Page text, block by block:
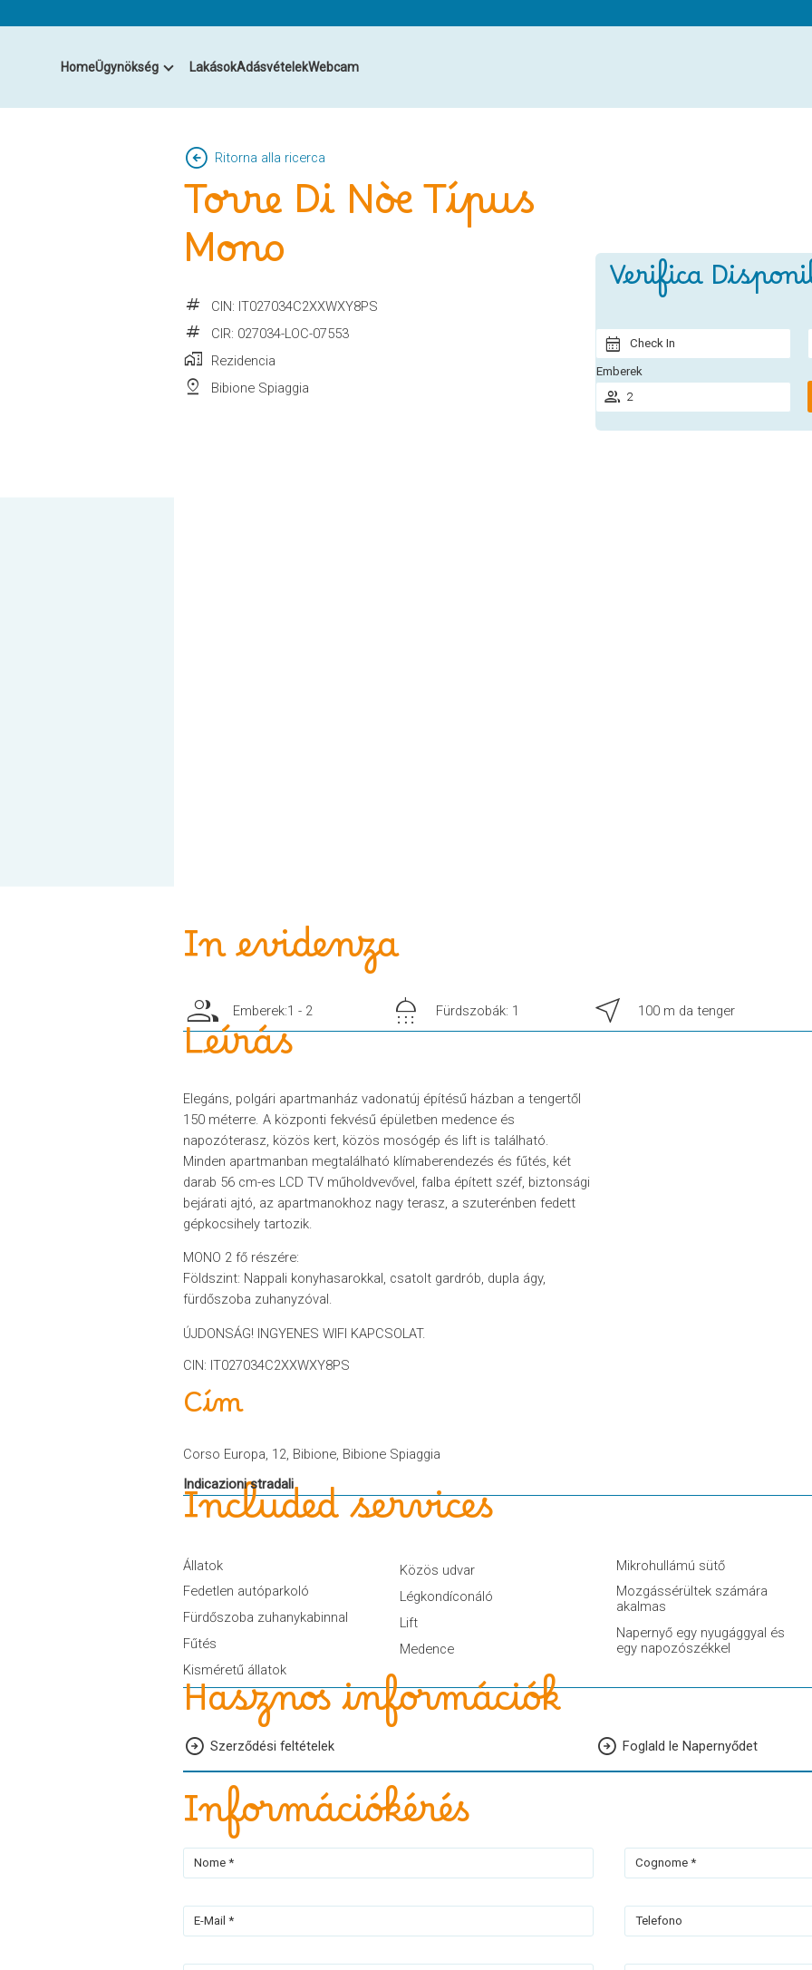
HomeÜgynökség LakásokAdásvételekWebcam
arrow_circle_left Ritorna alla ricerca
Torre Di Nòe Típus
Mono
tag CIN: IT027034C2XXWXY8PS
tag CIR: 027034-LOC-07553
home_work Rezidencia
pin_drop Bibione Spiaggia
Verifica
Check In
Emberek
In evidenza
group Emberek:1 - 2 shower Fürdszobák: 1 near_me 100 m da tenger
Leírás
Elegáns, polgári apartmanház vadonatúj építésű házban a tengertől
150 méterre. A központi fekvésű épületben medence és
napozóterasz, közös kert, közös mosógép és lift is található.
Minden apartmanban megtalálható klímaberendezés és fűtés, két
darab 56 cm-es LCD TV műholdvevővel, falba épített széf, biztonsági
bejárati ajtó, az apartmanokhoz nagy terasz, a szuterénben fedett
gépkocsihely tartozik.
MONO 2 fő részére:
Földszint: Nappali konyhasarokkal, csatolt gardrób, dupla ágy,
fürdőszoba zuhanyzóval.
ÚJDONSÁG! INGYENES WIFI KAPCSOLAT.
CIN: IT027034C2XXWXY8PS
Cím
Corso Europa, 12, Bibione, Bibione Spiaggia
Indicazioni stradali
Included services
Állatok
Fedetlen autóparkoló
Fürdőszoba zuhanykabinnal
Fűtés
Kisméretű állatok
Közös udvar
Légkondíconáló
Lift
Medence
Mikrohullámú sütő
Mozgássérültek számára
akalmas
Napernyő egy nyugággyal és
egy napozószékkel
Hasznos információk
Szerződési feltételek Foglald le Napernyődet
Információkérés
Nome * Cognome *
E-Mail * Telefono